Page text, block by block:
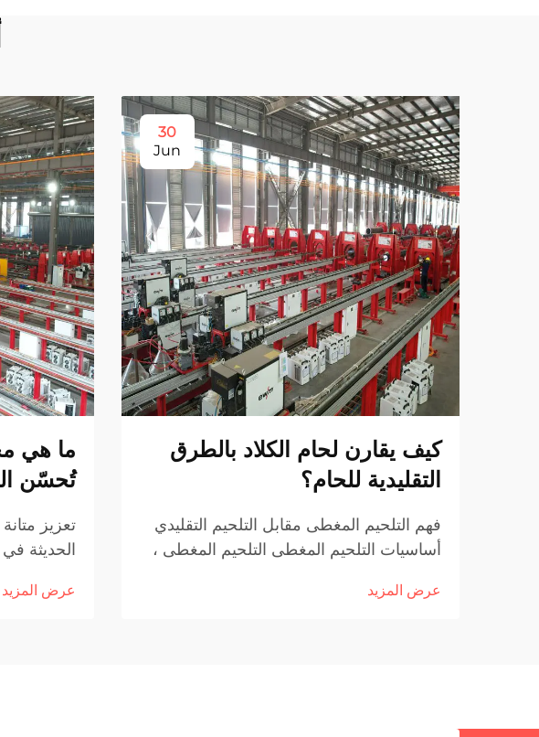
30
Jun
كيف يقارن لحام الكلاد بالطرق
التقليدية للحام؟
فهم التلحيم المغطى مقابل التلحيم التقليدي
أساسيات التلحيم المغطى التلحيم المغطى ،
ربط معادن مختلفة معًا عن طريق تطبيق
عرض المزيد
ما هي
تُحسّن
تعزيز
الحديثة
فقط على
العالي
عرض المزيد